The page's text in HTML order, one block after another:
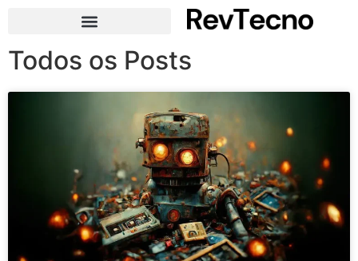
Todos os Posts